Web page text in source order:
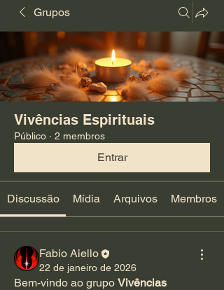
Grupos
Vivências Espirituais
Público · 2 membros
Entrar
Discussão Mídia Arquivos Membros
Fabio Aiello
22 de janeiro de 2026
Bem-vindo ao grupo Vivências